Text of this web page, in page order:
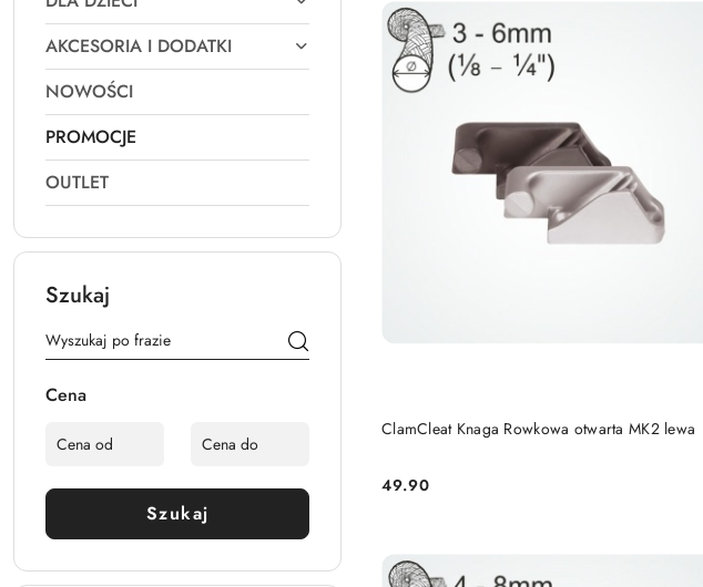
AKCESORIA I DODATKI
NOWOŚCI
PROMOCJE
OUTLET
Szukaj
Cena
Szukaj
ClamCleat Knaga Rowkowa otwarta MK2 lewa
Cena:
49.90
DO KOSZYKA